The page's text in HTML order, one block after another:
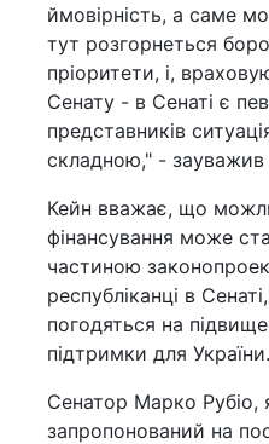
ймовірність, а саме
тут розгорнеться
пріоритети, і,
Сенату - в Сенаті є
представників
складною," - зауважив
Кейн вважає, що
фінансування може
частиною
республіканці в
погодяться на
підтримки для України.
Сенатор Марко Рубіо,
запропонований на